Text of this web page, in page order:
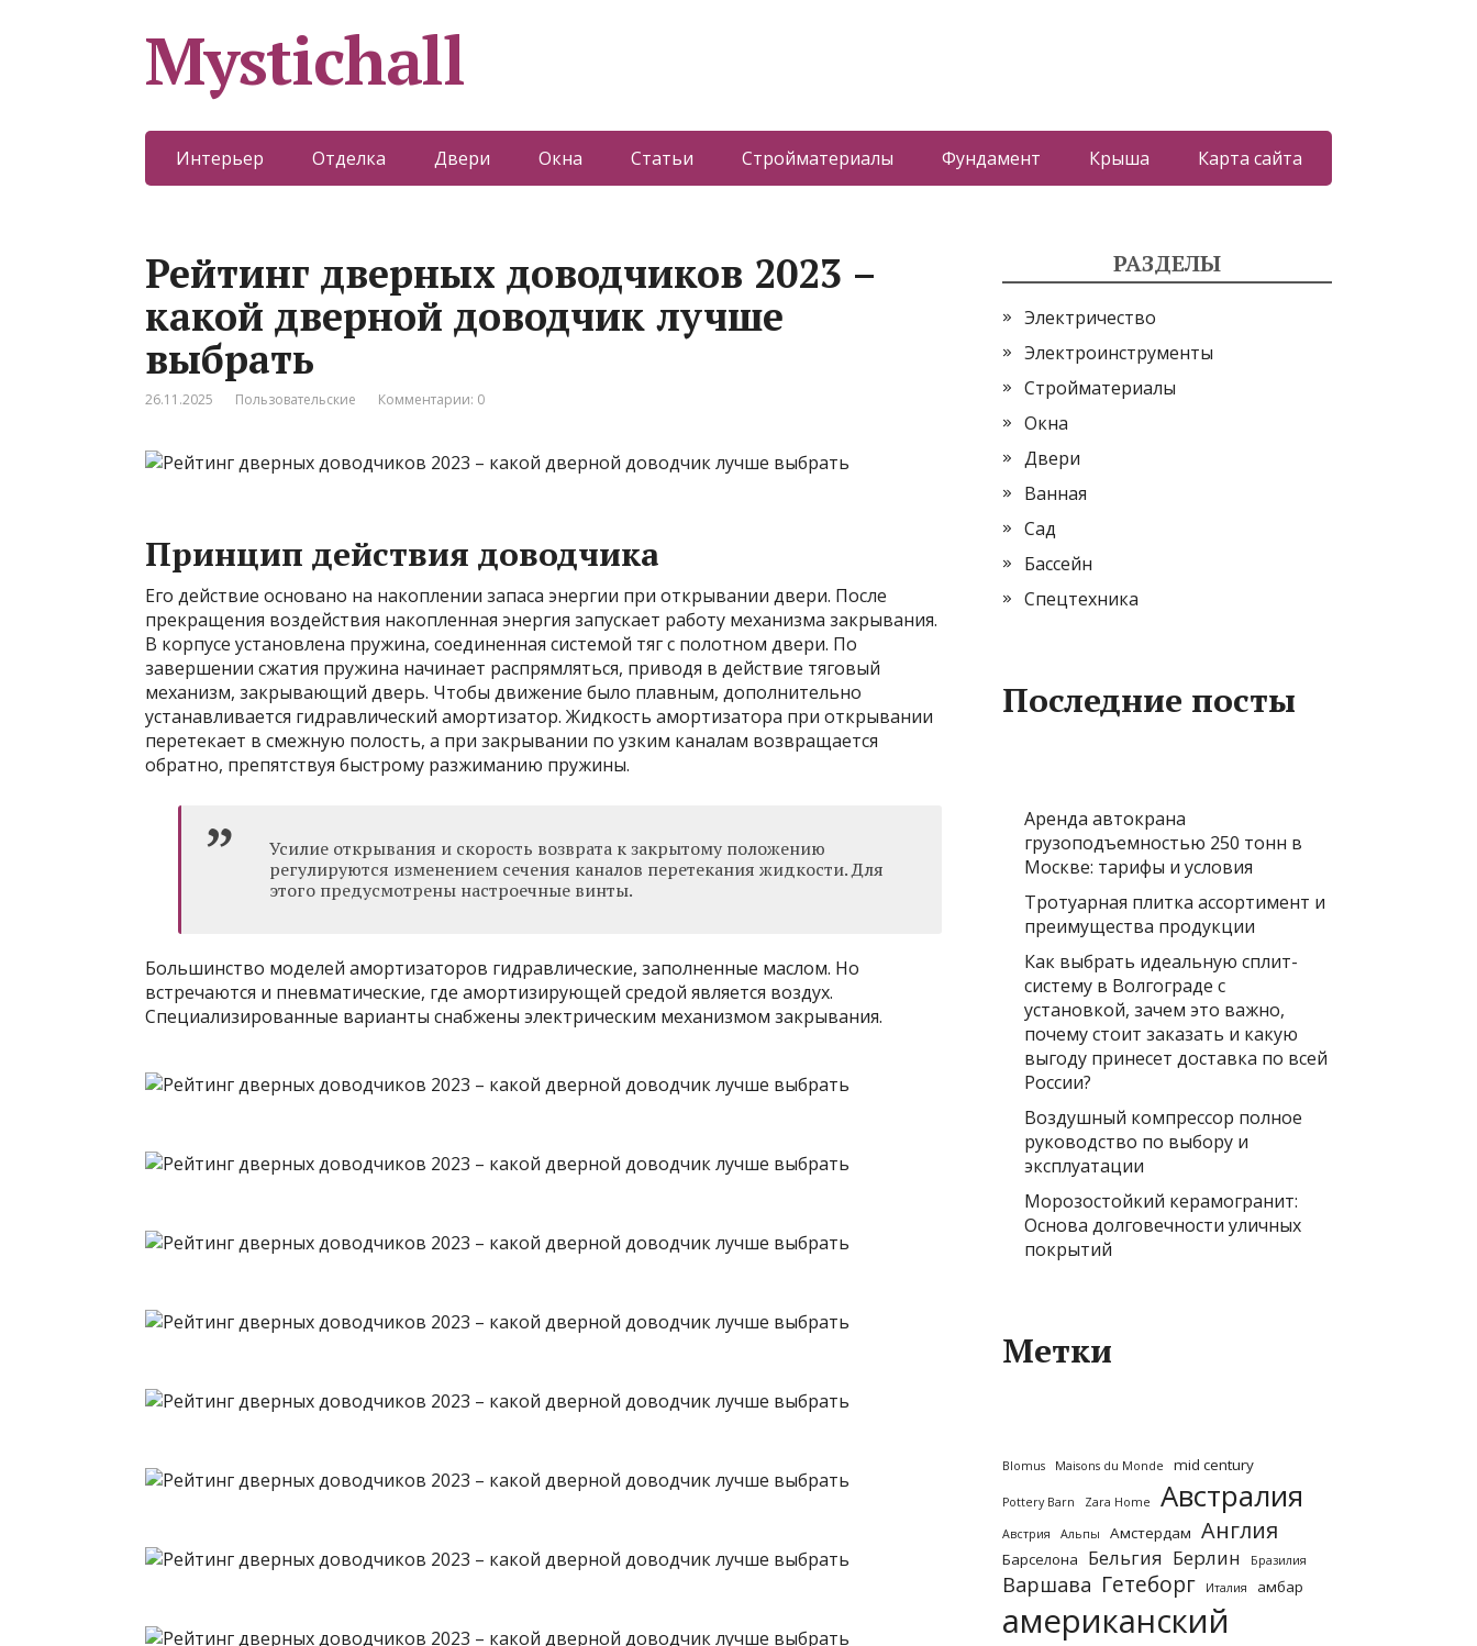
Mystichall
Интерьер Отделка Двери Окна Статьи Стройматериалы Фундамент Крыша Карта сайта
Рейтинг дверных доводчиков 2023 –
какой дверной доводчик лучше
выбрать
26.11.2025 Пользовательские Комментарии: 0
Принцип действия доводчика
Его действие основано на накоплении запаса энергии при открывании двери. После
прекращения воздействия накопленная энергия запускает работу механизма закрывания.
В корпусе установлена пружина, соединенная системой тяг с полотном двери. По
завершении сжатия пружина начинает распрямляться, приводя в действие тяговый
механизм, закрывающий дверь. Чтобы движение было плавным, дополнительно
устанавливается гидравлический амортизатор. Жидкость амортизатора при открывании
перетекает в смежную полость, а при закрывании по узким каналам возвращается
обратно, препятствуя быстрому разжиманию пружины.
Усилие открывания и скорость возврата к закрытому положению
регулируются изменением сечения каналов перетекания жидкости. Для
этого предусмотрены настроечные винты.
Большинство моделей амортизаторов гидравлические, заполненные маслом. Но
встречаются и пневматические, где амортизирующей средой является воздух.
Специализированные варианты снабжены электрическим механизмом закрывания.
РАЗДЕЛЫ
Электричество
Электроинструменты
Стройматериалы
Окна
Двери
Ванная
Сад
Бассейн
Спецтехника
Последние посты
Аренда автокрана
грузоподъемностью 250 тонн в
Москве: тарифы и условия
Тротуарная плитка ассортимент и
преимущества продукции
Как выбрать идеальную сплит-
систему в Волгограде с
установкой, зачем это важно,
почему стоит заказать и какую
выгоду принесет доставка по всей
России?
Воздушный компрессор полное
руководство по выбору и
эксплуатации
Морозостойкий керамогранит:
Основа долговечности уличных
покрытий
Метки
Blomus Maisons du Monde mid century
Pottery Barn Zara Home Австралия
Австрия Альпы Амстердам Англия
Барселона Бельгия Берлин Бразилия
Варшава Гетеборг Италия амбар
американский